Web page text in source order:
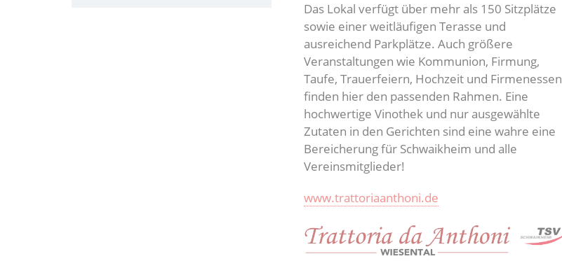
Das Lokal verfügt über mehr als 150 Sitzplätze
sowie einer weitläufigen Terasse und
ausreichend Parkplätze. Auch größere
Veranstaltungen wie Kommunion, Firmung,
Taufe, Trauerfeiern, Hochzeit und Firmenessen
finden hier den passenden Rahmen. Eine
hochwertige Vinothek und nur ausgewählte
Zutaten in den Gerichten sind eine wahre eine
Bereicherung für Schwaikheim und alle
Vereinsmitglieder!
www.trattoriaanthoni.de